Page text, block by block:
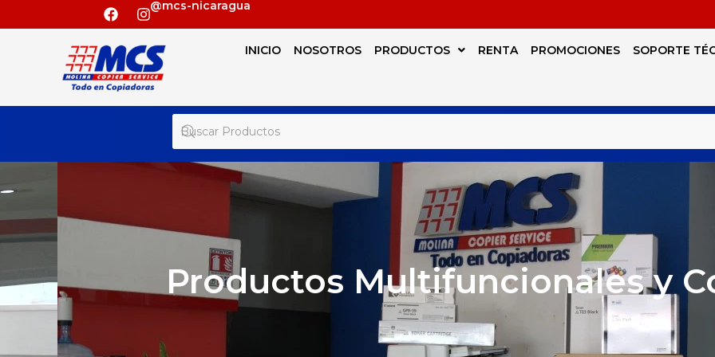
@mcs-nicaragua
INICIO NOSOTROS PRODUCTOS RENTA PROMOCIONES SOPORTE
Productos Multifuncionales y